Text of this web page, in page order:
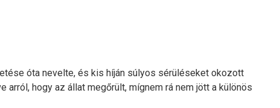
óta nevelte, és kis híján súlyos sérüléseket okozott
arról, hogy az állat megőrült, mígnem rá nem jött a különös